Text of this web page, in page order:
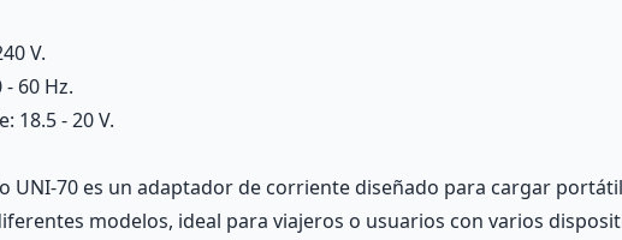
V.
60 Hz.
18.5 - 20 V.
UNI-70 es un adaptador de corriente diseñado para cargar
modelos, ideal para viajeros o usuarios con varios